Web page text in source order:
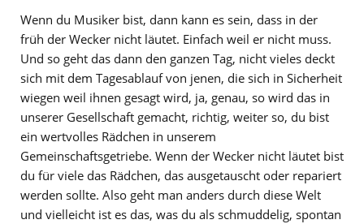
Wenn du Musiker bist, dann kann es sein, dass in der
früh der Wecker nicht läutet. Einfach weil er nicht muss.
Und so geht das dann den ganzen Tag, nicht vieles deckt
sich mit dem Tagesablauf von jenen, die sich in Sicherheit
wiegen weil ihnen gesagt wird, ja, genau, so wird das in
unserer Gesellschaft gemacht, richtig, weiter so, du bist
ein wertvolles Rädchen in unserem
Gemeinschaftsgetriebe. Wenn der Wecker nicht läutet bist
du für viele das Rädchen, das ausgetauscht oder repariert
werden sollte. Also geht man anders durch diese Welt
und vielleicht ist es das, was du als schmuddelig, spontan